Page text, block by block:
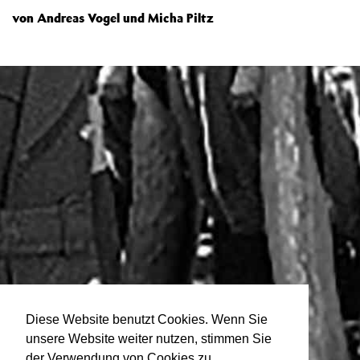
Diese Website benutzt Cookies. Wenn Sie
unsere Website weiter nutzen, stimmen Sie
von Andreas Vogel und Micha Piltz